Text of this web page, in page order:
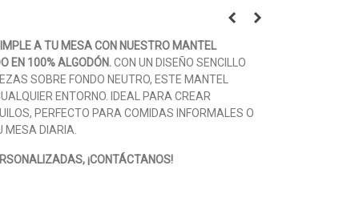
A TU MESA CON NUESTRO MANTEL
EN 100% ALGODÓN.CON UN DISEÑO SENCILLO
SOBRE FONDO NEUTRO, ESTE MANTEL
ENTORNO. IDEAL PARA CREAR
PERFECTO PARA COMIDAS INFORMALES O
MESA DIARIA.
¡CONTÁCTANOS!